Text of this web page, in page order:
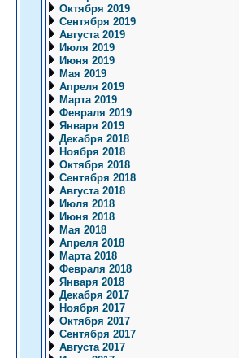
Октября 2019
Сентября 2019
Августа 2019
Июля 2019
Июня 2019
Мая 2019
Апреля 2019
Марта 2019
Февраля 2019
Января 2019
Декабря 2018
Ноября 2018
Октября 2018
Сентября 2018
Августа 2018
Июля 2018
Июня 2018
Мая 2018
Апреля 2018
Марта 2018
Февраля 2018
Января 2018
Декабря 2017
Ноября 2017
Октября 2017
Сентября 2017
Августа 2017